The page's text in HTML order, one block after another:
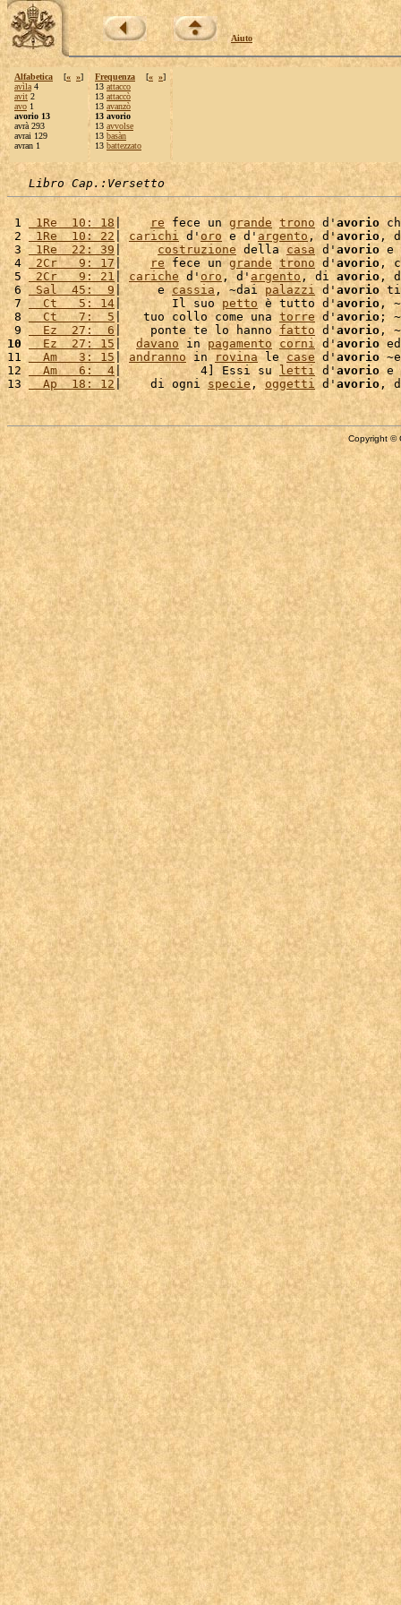
Aiuto
Alfabetica [« »]
avìla 4
avit 2
avo 1
avorio 13
avrà 293
avrai 129
avran 1
Frequenza [« »]
13 attacco
13 attaccò
13 avanzò
13 avorio
13 avvolse
13 basàn
13 battezzato
Libro Cap.:Versetto
1 1Re  10: 18 | re fece un grande trono d'avorio
2 1Re  10: 22 | carichi d'oro e d'argento, d'avorio,
3 1Re  22: 39 | costruzione della casa d' avorio e
4
2Cr   9: 17| re fece un grande trono d'avorio,
5 2Cr   9: 21 | cariche d' oro , d' argento , di avorio ,
6 Sal  45:  9 |     e cassia , ~dai palazzi d' avorio
7
  Ct   5: 14
|       Il suo petto è tutto d' avorio,
8
  Ct   7:  5
|   tuo collo come una torre d' avorio;
9
  Ez  27:  6
|    ponte te lo hanno fatto d' avorio
10
  Ez  27: 15
| davano in pagamento corni d'avorio
11
  Am   3: 15
| andranno in rovina le case d'avorio
12
  Am   6:  4
|           4] Essi su letti d'avorio e
13
  Ap  18: 12
|    di ogni specie, oggetti d' avorio ,
Copyright ©